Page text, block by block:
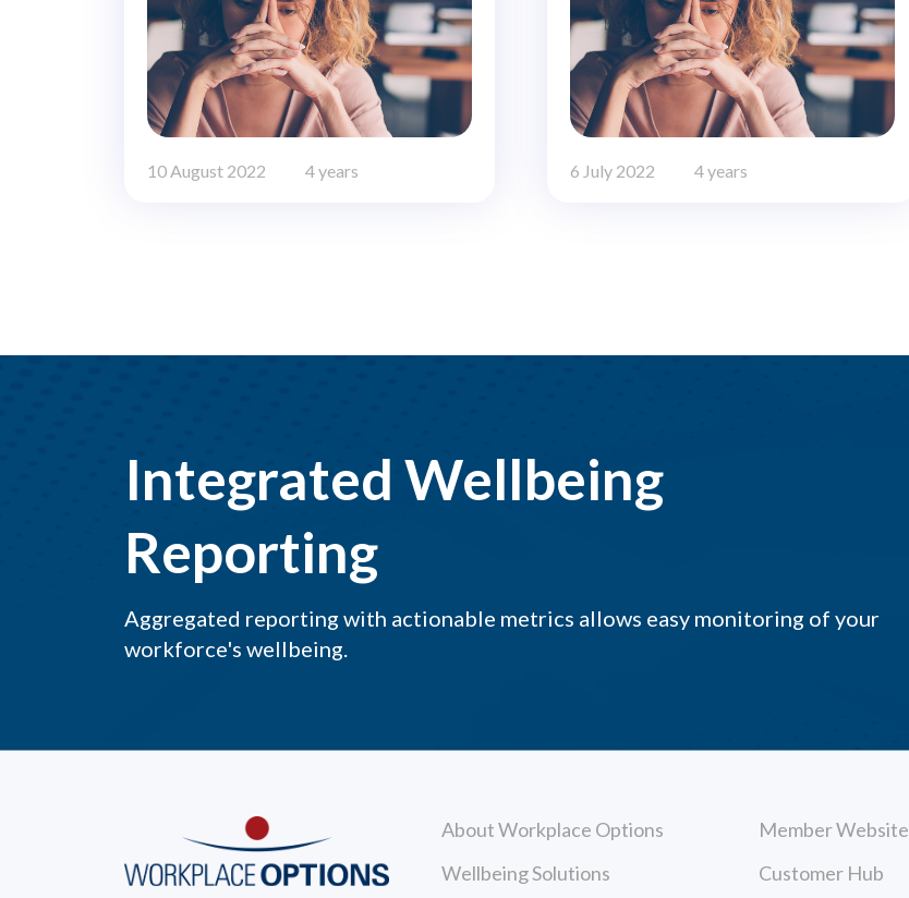
10 August 2022 4 years 6 July 2022 4 years
Integrated Wellbeing
Reporting
Aggregated reporting with actionable metrics allows easy monitoring of your
workforce's wellbeing.
About Workplace Options
Wellbeing Solutions
Member Website
Customer Hub